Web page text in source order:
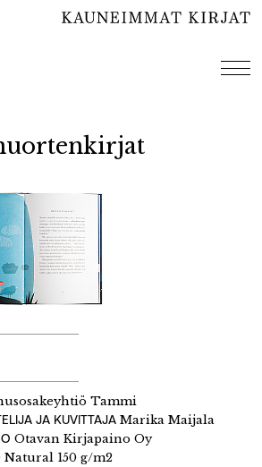
Tammi
JA KUVITTAJA Marika Maijala
Otavan Kirjapaino Oy
Natural 150 g/m2